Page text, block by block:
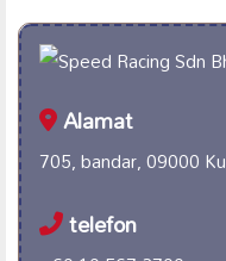
Alamat
705, bandar, 09000
telefon